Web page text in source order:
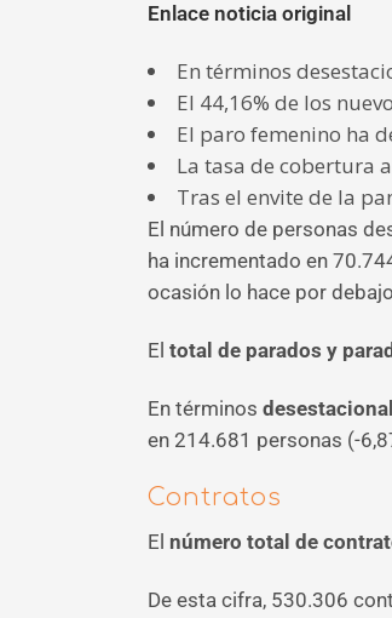
Enlace noticia original
En términos
El 44,16% de los
El paro femenino ha
La tasa de cobertura
Tras el envite de la
El número de personas
ha incrementado en
ocasión lo hace por
El total de parados y
En términos
en 214.681 personas (-
Contratos
El número total de
De esta cifra, 530.306